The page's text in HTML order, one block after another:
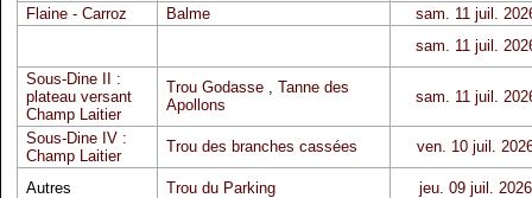
Flaine - Carroz Balme
sam. 11 juil.
sam. 11 juil.
Sous-Dine II :
plateau versant
Champ Laitier
Trou Godasse, Tanne des
Apollons
sam. 11 juil.
Sous-Dine IV :
Champ Laitier
Trou des branches cassées ven. 10 juil.
Autres Trou du Parking jeu. 09 juil. 2026